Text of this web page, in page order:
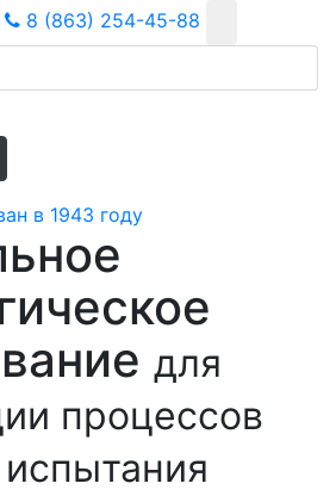
8 (863) 254-45-88
в 1943 году
для
процессов